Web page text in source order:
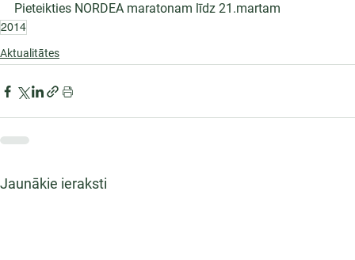
Pieteikties NORDEA maratonam līdz 21.martam
2014
Aktualitātes
Jaunākie ieraksti